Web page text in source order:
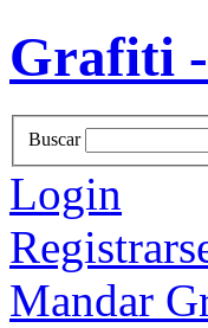
Grafiti -
Buscar
Login
Mandar